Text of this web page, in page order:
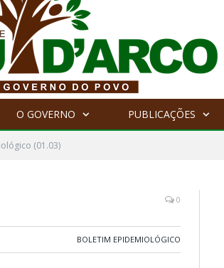
O GOVERNO PUBLICAÇÕES
(01.03)
0
BOLETIM EPIDEMIOLÓGICO